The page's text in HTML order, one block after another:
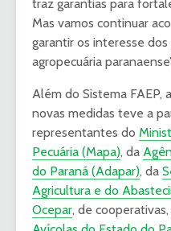
traz garantias para
Mas vamos continuar
garantir os interesse
agropecuária
Além do Sistema FAEP,
novas medidas teve a
representantes do
Pecuária (Mapa), da
do Paraná (Adapar), da
Agricultura e do
Ocepar, de